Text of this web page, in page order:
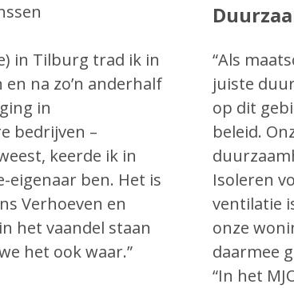
in Tilburg trad ik in
na zo’n anderhalf
in
bedrijven –
keerde ik in
eigenaar ben. Het is
Verhoeven en
het vaandel staan
het ook waar.”
“Als
juiste
op dit
beleid.
Isoleren
ventilatie
onze
daarmee
“In het